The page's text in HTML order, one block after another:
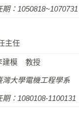
期：1050818~1070731
主任
建模 教授
灣大學電機工程學系
期：1080108-1100131